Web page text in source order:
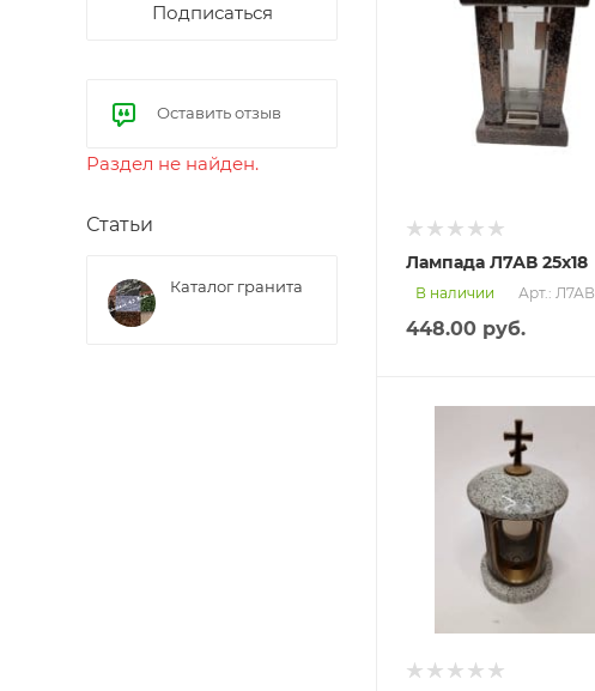
Лампада Л7АВ 25х18
В наличии Арт.: Л7АВ
448.00 руб.
Подписаться
Оставить отзыв
Раздел не найден.
Статьи
Каталог гранита